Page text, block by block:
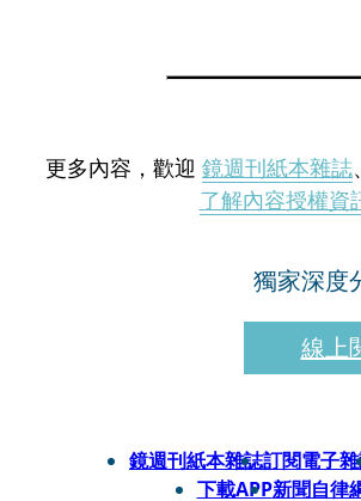
更多內容，歡迎 鏡週刊紙本雜誌、
了解內容授權資
獨家深度
線上
鏡週刊紙本雜誌訂閱電子
下載APP新聞自律